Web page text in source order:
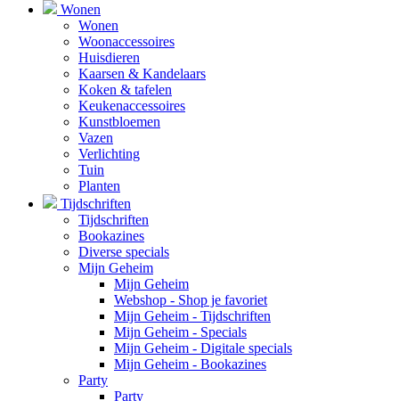
Wonen
Wonen
Woonaccessoires
Huisdieren
Kaarsen & Kandelaars
Koken & tafelen
Keukenaccessoires
Kunstbloemen
Vazen
Verlichting
Tuin
Planten
Tijdschriften
Tijdschriften
Bookazines
Diverse specials
Mijn Geheim
Mijn Geheim
Webshop - Shop je favoriet
Mijn Geheim - Tijdschriften
Mijn Geheim - Specials
Mijn Geheim - Digitale specials
Mijn Geheim - Bookazines
Party
Party